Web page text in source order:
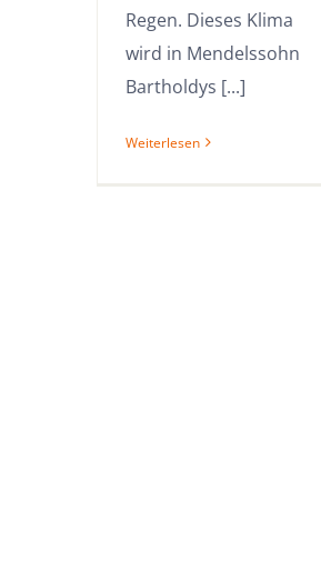
Regen. Dieses Klima
wird in Mendelssohn
Bartholdys [...]
Weiterlesen